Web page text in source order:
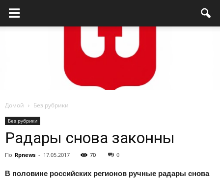
проспект
Домой Без рубрики
Без рубрики
Радары снова законны
По Rpnews - 17.05.2017 70 0
В половине российских регионов ручные радары снова